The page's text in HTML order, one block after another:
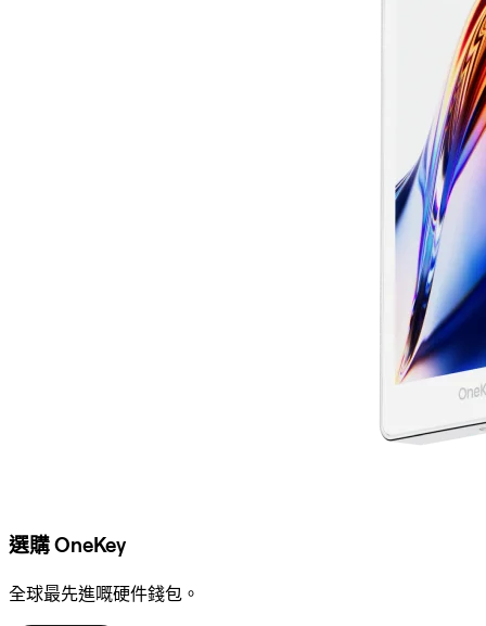
選購 OneKey
全球最先進嘅硬件錢包。